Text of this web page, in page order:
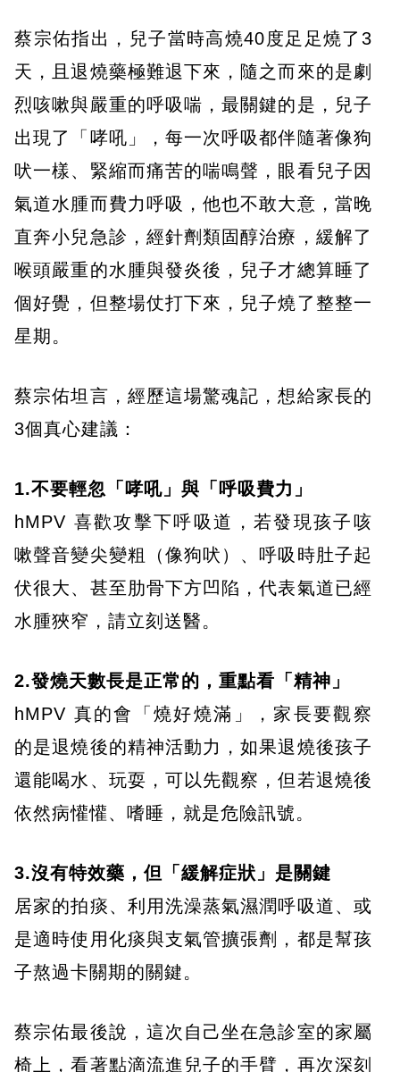
蔡宗佑指出，兒子當時高燒40度足足燒了3
天，且退燒藥極難退下來，隨之而來的是劇
烈咳嗽與嚴重的呼吸喘，最關鍵的是，兒子
出現了「哮吼」，每一次呼吸都伴隨著像狗
吠一樣、緊縮而痛苦的喘鳴聲，眼看兒子因
氣道水腫而費力呼吸，他也不敢大意，當晚
直奔小兒急診，經針劑類固醇治療，緩解了
喉頭嚴重的水腫與發炎後，兒子才總算睡了
個好覺，但整場仗打下來，兒子燒了整整一
星期。
蔡宗佑坦言，經歷這場驚魂記，想給家長的
3個真心建議：
1.不要輕忽「哮吼」與「呼吸費力」
hMPV 喜歡攻擊下呼吸道，若發現孩子咳
嗽聲音變尖變粗（像狗吠）、呼吸時肚子起
伏很大、甚至肋骨下方凹陷，代表氣道已經
水腫狹窄，請立刻送醫。
2.發燒天數長是正常的，重點看「精神」
hMPV 真的會「燒好燒滿」，家長要觀察
的是退燒後的精神活動力，如果退燒後孩子
還能喝水、玩耍，可以先觀察，但若退燒後
依然病懽懽、嗜睡，就是危險訊號。
3.沒有特效藥，但「緩解症狀」是關鍵
居家的拍痰、利用洗澡蒸氣濕潤呼吸道、或
是適時使用化痰與支氣管擴張劑，都是幫孩
子熬過卡關期的關鍵。
蔡宗佑最後說，這次自己坐在急診室的家屬
椅上，看著點滴流進兒子的手臂，再次深刻